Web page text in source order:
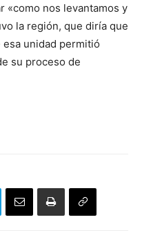
«como nos levantamos y
la región, que diría que
unidad permitió
su proceso de